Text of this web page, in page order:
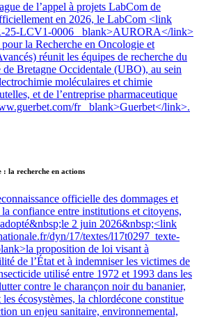
de l’appel à projets LabCom de
en 2026, le LabCom <link
25-LCV1-0006 _blank>AURORA</link>
la Recherche en Oncologie et
réunit les équipes de recherche du
Bretagne Occidentale (UBO), au sein
moléculaires et chimie
et de l’entreprise pharmaceutique
fr _blank>Guerbet</link>.
: la recherche en actions
officielle des dommages et
confiance entre institutions et citoyens,
2 juin 2026&nbsp;<link
dyn/17/textes/l17t0297_texte-
proposition de loi visant à
de l’État et à indemniser les victimes de
utilisé entre 1972 et 1993 dans les
contre le charançon noir du bananier,
écosystèmes, la chlordécone constitue
un enjeu sanitaire, environnemental,